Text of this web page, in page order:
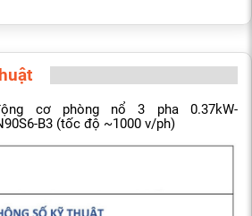
cơ phòng nổ 3 pha 0.37kW-
B3 (tốc độ ~1000 v/ph)